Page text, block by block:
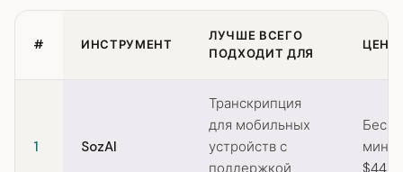
# ИНСТРУМЕНТ
ЛУЧШЕ ВСЕГО
ПОДХОДИТ ДЛЯ
ЦЕНЫ
1 SozAI
Транскрипция
для мобильных
устройств с
поддержкой
мин/